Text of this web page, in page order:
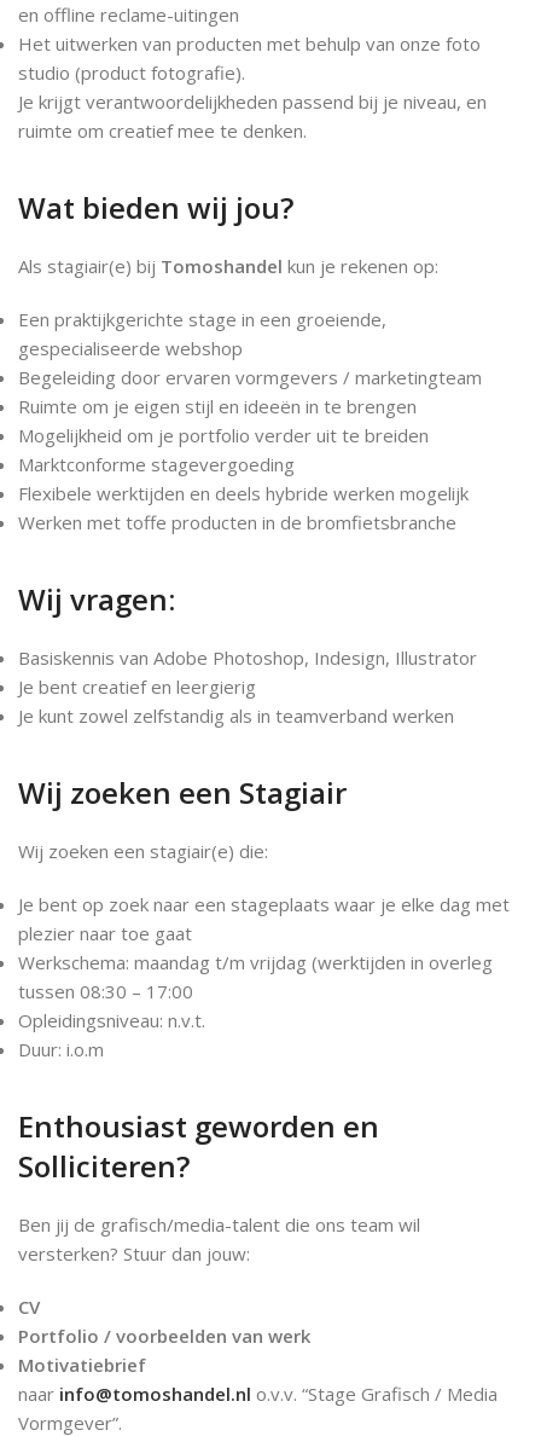
en offline reclame-uitingen
Het uitwerken van producten met behulp van onze foto
studio (product fotografie).
Je krijgt verantwoordelijkheden passend bij je niveau, en
ruimte om creatief mee te denken.
Wat bieden wij jou?
Als stagiair(e) bij Tomoshandel kun je rekenen op:
Een praktijkgerichte stage in een groeiende,
gespecialiseerde webshop
Begeleiding door ervaren vormgevers / marketingteam
Ruimte om je eigen stijl en ideeën in te brengen
Mogelijkheid om je portfolio verder uit te breiden
Marktconforme stagevergoeding
Flexibele werktijden en deels hybride werken mogelijk
Werken met toffe producten in de bromfietsbranche
Wij vragen:
Basiskennis van Adobe Photoshop, Indesign, Illustrator
Je bent creatief en leergierig
Je kunt zowel zelfstandig als in teamverband werken
Wij zoeken een Stagiair
Wij zoeken een stagiair(e) die:
Je bent op zoek naar een stageplaats waar je elke dag met
plezier naar toe gaat
Werkschema: maandag t/m vrijdag (werktijden in overleg
tussen 08:30 – 17:00
Opleidingsniveau: n.v.t.
Duur: i.o.m
Enthousiast geworden en
Solliciteren?
Ben jij de grafisch/media-talent die ons team wil
versterken? Stuur dan jouw:
CV
Portfolio / voorbeelden van werk
Motivatiebrief
naar info@tomoshandel.nl o.v.v. “Stage Grafisch / Media
Vormgever”.